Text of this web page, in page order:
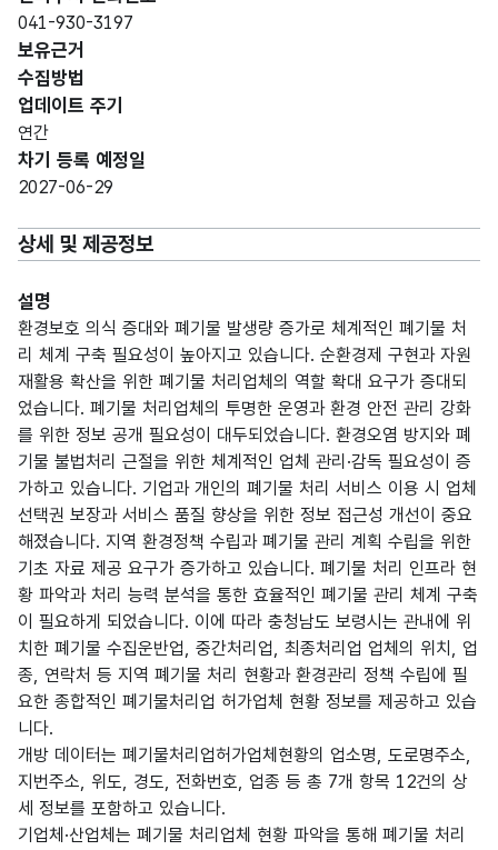
041-930-3197
보유근거
수집방법
업데이트 주기
연간
차기 등록 예정일
2027-06-29
상세 및 제공정보
설명
환경보호 의식 증대와 폐기물 발생량 증가로 체계적인 폐기물 처
리 체계 구축 필요성이 높아지고 있습니다. 순환경제 구현과 자원
재활용 확산을 위한 폐기물 처리업체의 역할 확대 요구가 증대되
었습니다. 폐기물 처리업체의 투명한 운영과 환경 안전 관리 강화
를 위한 정보 공개 필요성이 대두되었습니다. 환경오염 방지와 폐
기물 불법처리 근절을 위한 체계적인 업체 관리·감독 필요성이 증
가하고 있습니다. 기업과 개인의 폐기물 처리 서비스 이용 시 업체
선택권 보장과 서비스 품질 향상을 위한 정보 접근성 개선이 중요
해졌습니다. 지역 환경정책 수립과 폐기물 관리 계획 수립을 위한
기초 자료 제공 요구가 증가하고 있습니다. 폐기물 처리 인프라 현
황 파악과 처리 능력 분석을 통한 효율적인 폐기물 관리 체계 구축
이 필요하게 되었습니다. 이에 따라 충청남도 보령시는 관내에 위
치한 폐기물 수집운반업, 중간처리업, 최종처리업 업체의 위치, 업
종, 연락처 등 지역 폐기물 처리 현황과 환경관리 정책 수립에 필
요한 종합적인 폐기물처리업 허가업체 현황 정보를 제공하고 있습
니다.
개방 데이터는 폐기물처리업허가업체현황의 업소명, 도로명주소,
지번주소, 위도, 경도, 전화번호, 업종 등 총 7개 항목 12건의 상
세 정보를 포함하고 있습니다.
기업체·산업체는 폐기물 처리업체 현황 파악을 통해 폐기물 처리